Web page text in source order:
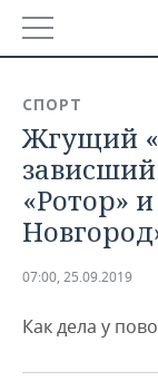
ТАТАРСТАН
УДМУРТИЯ
НОВОСТИ
АНАЛИТИКА
НОВОСТИ
ДЕКЛАРАЦИИ
КОРОЛИ
ЭКОНОМИКА
НОВОСТИ
ФИНАНСЫ
НОВОСТИ
СПОРТ
Жгущий
«Ротор»
07:00, 25.09.2019
Как дела у